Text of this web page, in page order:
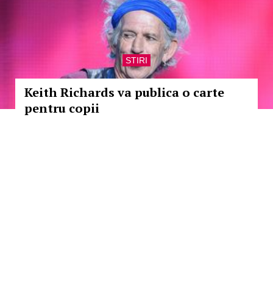
STIRI
Keith Richards va publica o carte
pentru copii